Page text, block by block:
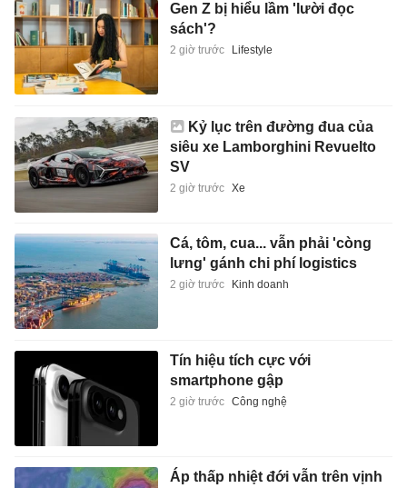
Gen Z bị hiểu lầm 'lười đọc
sách'?
2 giờ trước Lifestyle
Kỷ lục trên đường đua của
siêu xe Lamborghini Revuelto
SV
2 giờ trước Xe
Cá, tôm, cua... vẫn phải 'còng
lưng' gánh chi phí logistics
2 giờ trước Kinh doanh
Tín hiệu tích cực với
smartphone gập
2 giờ trước Công nghệ
Áp thấp nhiệt đới vẫn trên vịnh